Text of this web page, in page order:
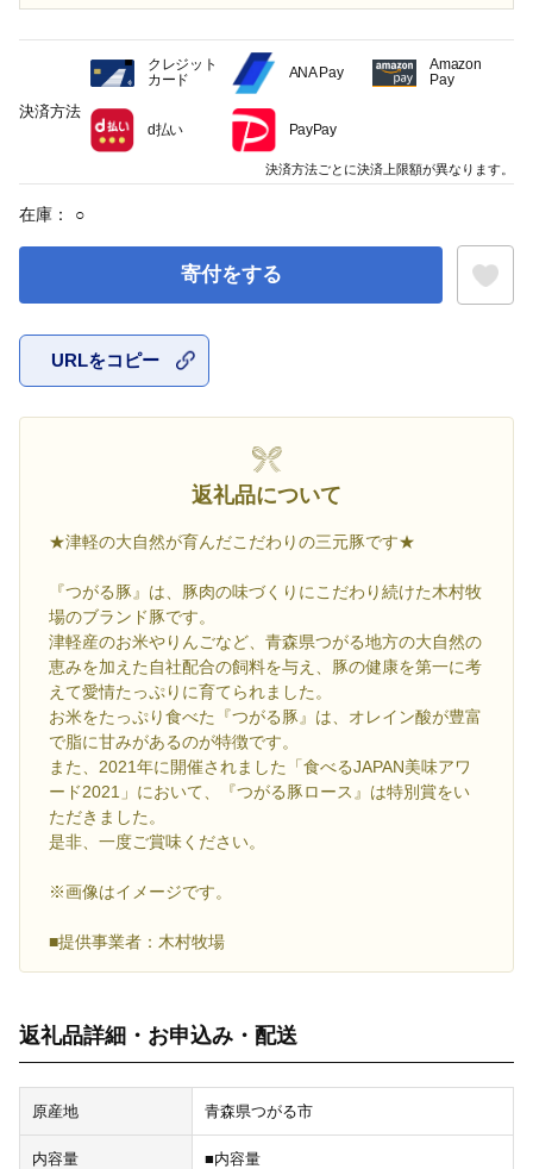
在庫： ○
寄付をする
URLをコピー
返礼品について
★津軽の大自然が育んだこだわりの三元豚です★
『つがる豚』は、豚肉の味づくりにこだわり続けた木村牧
場のブランド豚です。
津軽産のお米やりんごなど、青森県つがる地方の大自然の
恵みを加えた自社配合の飼料を与え、豚の健康を第一に考
えて愛情たっぷりに育てられました。
お米をたっぷり食べた『つがる豚』は、オレイン酸が豊富
で脂に甘みがあるのが特徴です。
また、2021年に開催されました「食べるJAPAN美味アワ
ード2021」において、『つがる豚ロース』は特別賞をい
ただきました。
是非、一度ご賞味ください。
※画像はイメージです。
■提供事業者：木村牧場
返礼品詳細・お申込み・配送
原産地 青森県つがる市
内容量
■内容量
決済方法
クレジット
カード
ANA Pay
Amazon
Pay
d払い PayPay
決済方法ごとに決済上限額が異なります。